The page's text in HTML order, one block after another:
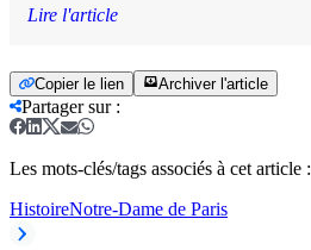
Lire l'article
Copier le lien Archiver l'article
Partager sur:
Les mots-clés/tags associés à cet article :
HistoireNotre-Dame de Paris